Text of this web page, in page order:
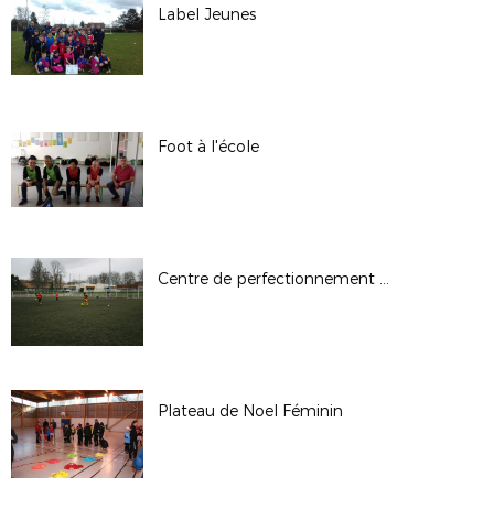
Label Jeunes
Foot à l'école
Centre de perfectionnement U13F du 5 janvier 2018
Plateau de Noel Féminin